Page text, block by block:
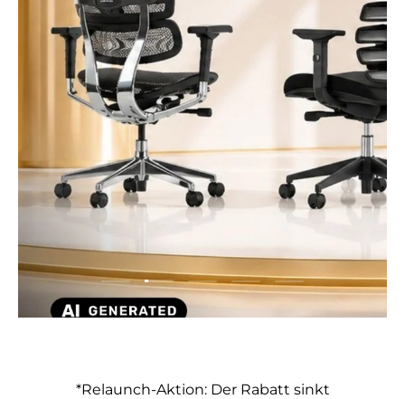
Folie laden 1 von 5
Folie laden 2 von 5
Folie laden 3 von 5
Folie laden 4 von 5
Folie laden 5
*Relaunch-Aktion: Der Rabatt sinkt